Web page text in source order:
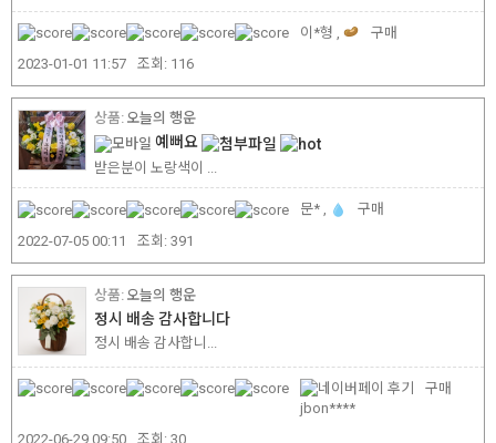
이*형 ,
구매
2023-01-01 11:57
조회: 116
오늘의 행운
예뻐요
받은분이 노랑색이 ...
문* ,
구매
2022-07-05 00:11
조회: 391
오늘의 행운
정시 배송 감사합니다
정시 배송 감사합니...
jbon****
구매
2022-06-29 09:50 조회: 30